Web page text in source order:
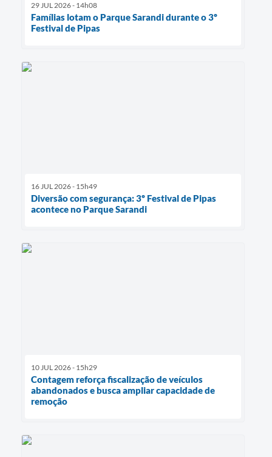
29 JUL 2026 - 14h08
Famílias lotam o Parque Sarandi durante o 3º
Festival de Pipas
16 JUL 2026 - 15h49
Diversão com segurança: 3º Festival de Pipas
acontece no Parque Sarandi
10 JUL 2026 - 15h29
Contagem reforça fiscalização de veículos
abandonados e busca ampliar capacidade de
remoção